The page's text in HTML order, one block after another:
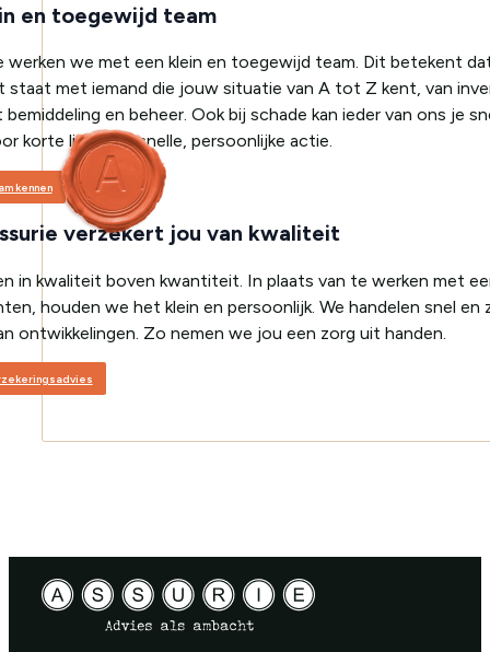
en toegewijd team
werken we met een klein en toegewijd team. Dit betekent
staat met iemand die jouw situatie van A tot Z kent, van
en beheer. Ook bij schade kan ieder van ons je
korte lijnen en snelle, persoonlijke actie.
kennen
verzekert jou van kwaliteit
in kwaliteit boven kwantiteit. In plaats van te werken met
houden we het klein en persoonlijk. We handelen snel en
ontwikkelingen. Zo nemen we jou een zorg uit handen.